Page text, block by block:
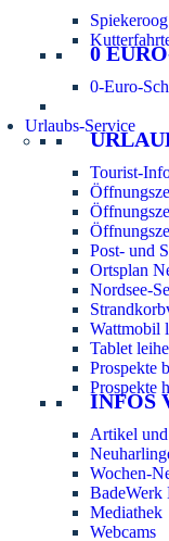
0
0-Euro-
Urlaubs-Service
Tourist-
Post- und
Ortsplan
Nordsee-
Wattmobil
Tablet
Prospekte
Prospekte
INFOS
Artikel
Wochen-
BadeWerk
Mediathek
Webcams